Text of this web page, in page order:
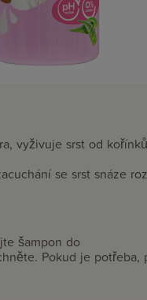
vyživuje srst od
se srst snáze
šampon do
Pokud je potřeba,